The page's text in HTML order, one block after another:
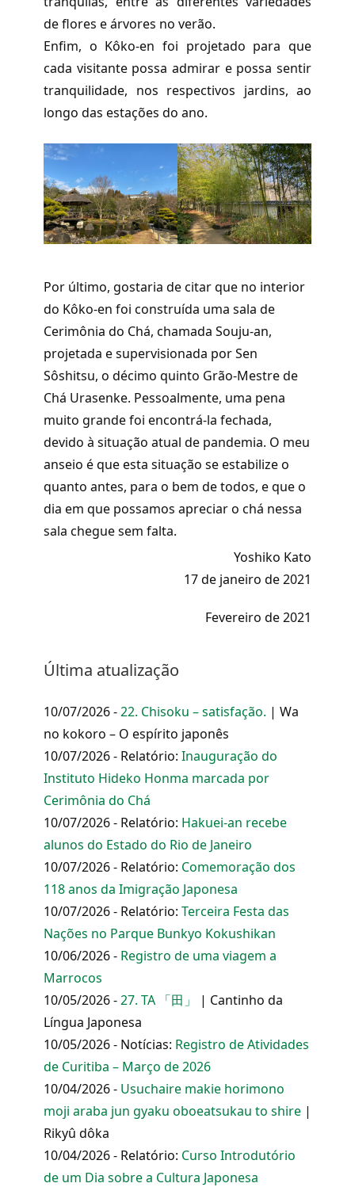
de flores e árvores no verão.
Enfim, o Kôko-en foi projetado para que
cada visitante possa admirar e possa sentir
tranquilidade, nos respectivos jardins, ao
longo das estações do ano.
Por último, gostaria de citar que no interior
do Kôko-en foi construída uma sala de
Cerimônia do Chá, chamada Souju-an,
projetada e supervisionada por Sen
Sôshitsu, o décimo quinto Grão-Mestre de
Chá Urasenke. Pessoalmente, uma pena
muito grande foi encontrá-la fechada,
devido à situação atual de pandemia. O meu
anseio é que esta situação se estabilize o
quanto antes, para o bem de todos, e que o
dia em que possamos apreciar o chá nessa
sala chegue sem falta.
Yoshiko Kato
17 de janeiro de 2021
Fevereiro de 2021
Última atualização
10/07/2026 -22. Chisoku – satisfação. | Wa
no kokoro – O espírito japonês
10/07/2026 - Relatório: Inauguração do
Instituto Hideko Honma marcada por
Cerimônia do Chá
10/07/2026 - Relatório: Hakuei-an recebe
alunos do Estado do Rio de Janeiro
10/07/2026 - Relatório: Comemoração dos
118 anos da Imigração Japonesa
10/07/2026 - Relatório: Terceira Festa das
Nações no Parque Bunkyo Kokushikan
10/06/2026 - Registro de uma viagem a
Marrocos
10/05/2026 -27. TA 「田」
| Cantinho da
Língua Japonesa
10/05/2026 - Notícias: Registro de Atividades
de Curitiba – Março de 2026
10/04/2026 - Usuchaire makie horimono
moji araba jun gyaku oboeatsukau to shire |
Rikyû dôka
10/04/2026 - Relatório: Curso Introdutório
de um Dia sobre a Cultura Japonesa